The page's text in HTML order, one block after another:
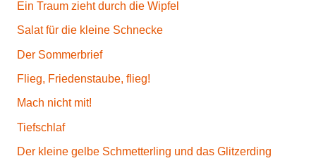
Ein Traum zieht durch die Wipfel
Salat für die kleine Schnecke
Der Sommerbrief
Flieg, Friedenstaube, flieg!
Mach nicht mit!
Tiefschlaf
Der kleine gelbe Schmetterling und das Glitzerding